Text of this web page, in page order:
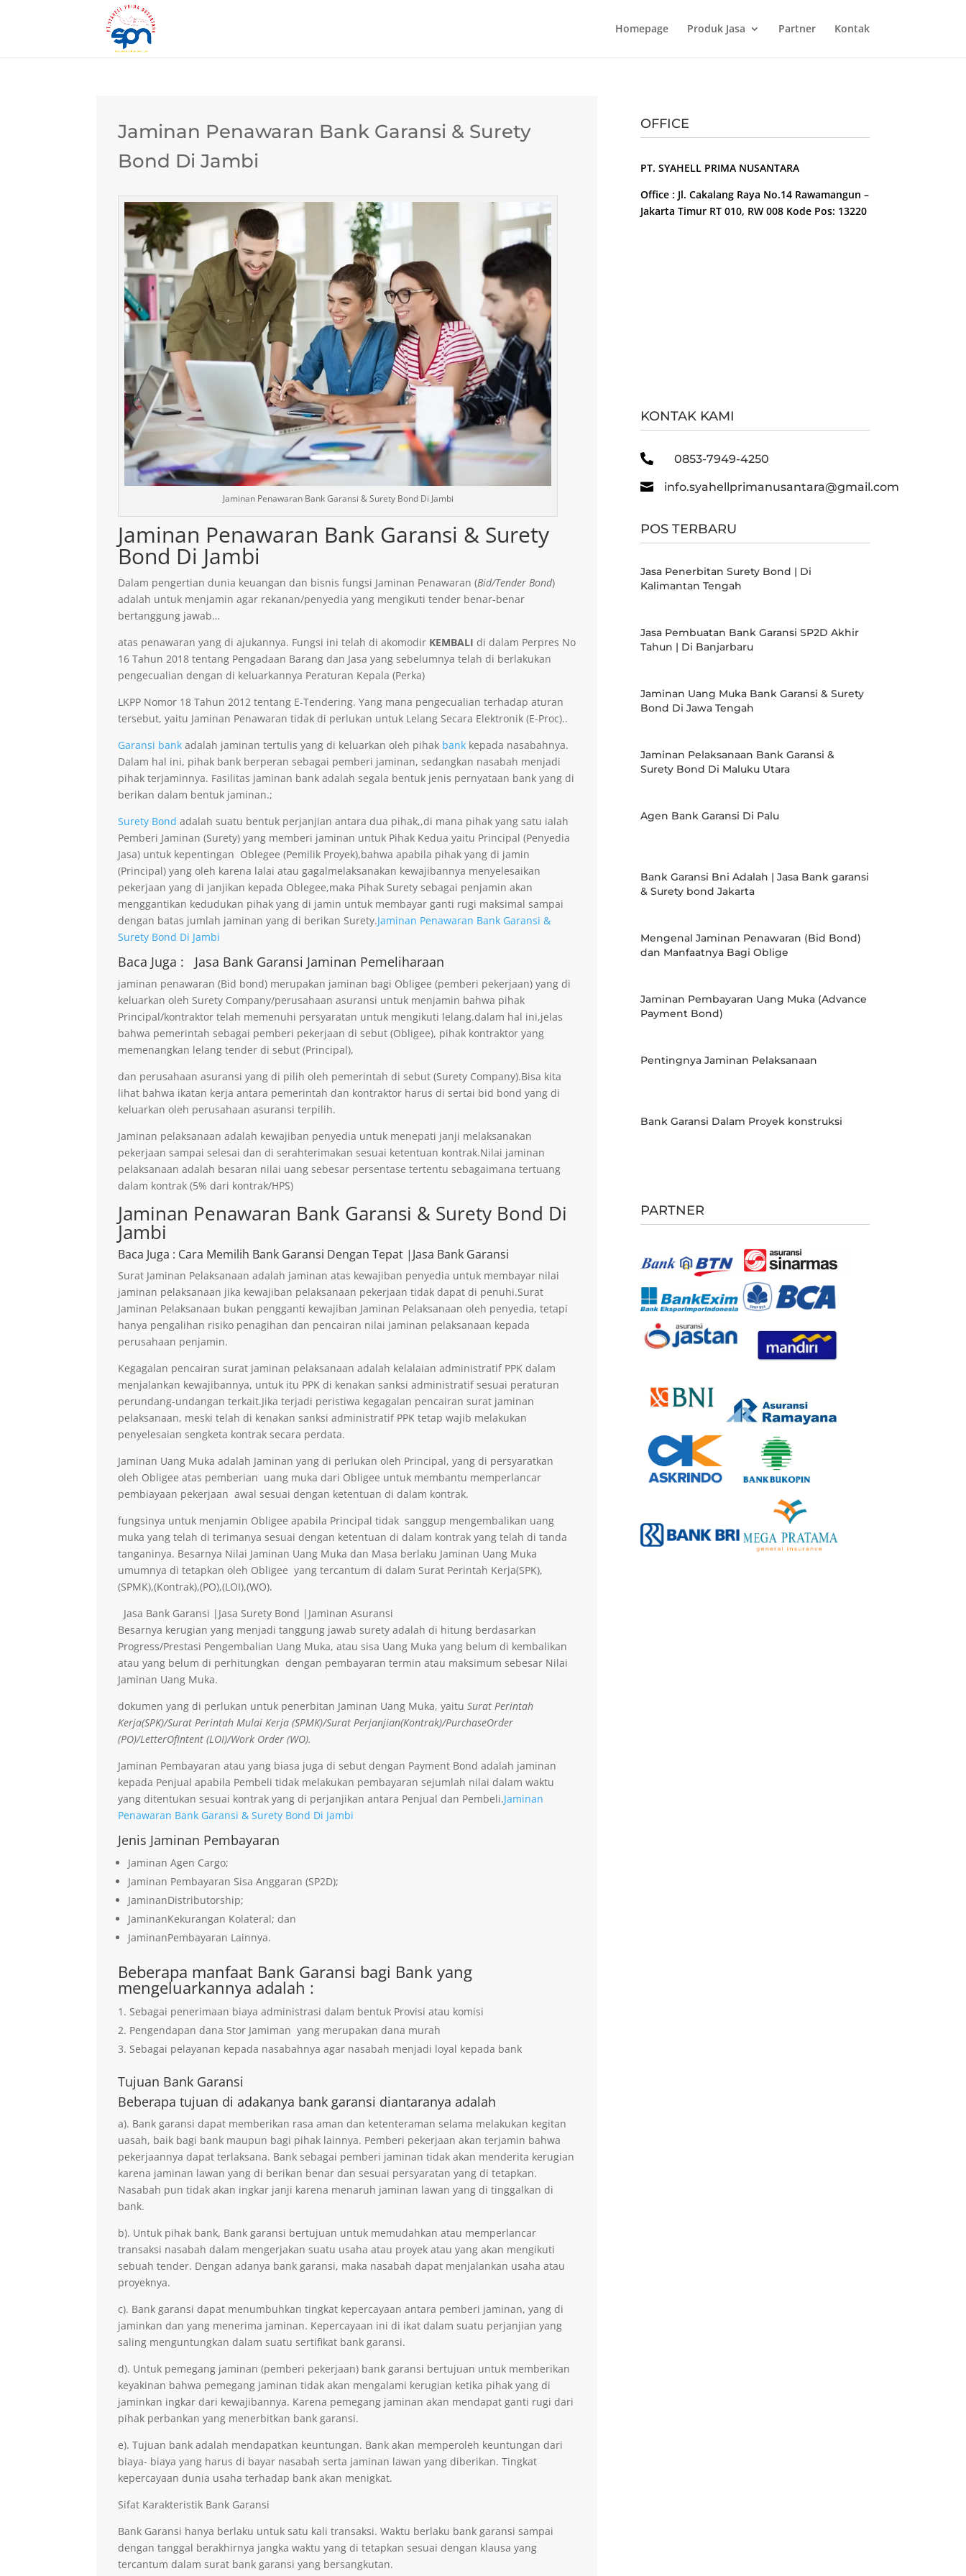
Homepage Produk Jasa Partner Kontak
Jaminan Penawaran Bank Garansi & Surety
Bond Di Jambi
Jaminan Penawaran Bank Garansi & Surety Bond Di Jambi
Jaminan Penawaran Bank Garansi & Surety
Bond Di Jambi
Dalam pengertian dunia keuangan dan bisnis fungsi Jaminan Penawaran (Bid/Tender Bond)
adalah untuk menjamin agar rekanan/penyedia yang mengikuti tender benar-benar
bertanggung jawab…
atas penawaran yang di ajukannya. Fungsi ini telah di akomodir KEMBALI di dalam Perpres No
16 Tahun 2018 tentang Pengadaan Barang dan Jasa yang sebelumnya telah di berlakukan
pengecualian dengan di keluarkannya Peraturan Kepala (Perka)
LKPP Nomor 18 Tahun 2012 tentang E-Tendering. Yang mana pengecualian terhadap aturan
tersebut, yaitu Jaminan Penawaran tidak di perlukan untuk Lelang Secara Elektronik (E-Proc)..
Garansi bank adalah jaminan tertulis yang di keluarkan oleh pihak bank kepada nasabahnya.
Dalam hal ini, pihak bank berperan sebagai pemberi jaminan, sedangkan nasabah menjadi
pihak terjaminnya. Fasilitas jaminan bank adalah segala bentuk jenis pernyataan bank yang di
berikan dalam bentuk jaminan.;
Surety Bond adalah suatu bentuk perjanjian antara dua pihak,,di mana pihak yang satu ialah
Pemberi Jaminan (Surety) yang memberi jaminan untuk Pihak Kedua yaitu Principal (Penyedia
Jasa) untuk kepentingan Oblegee (Pemilik Proyek),bahwa apabila pihak yang di jamin
(Principal) yang oleh karena lalai atau gagalmelaksanakan kewajibannya menyelesaikan
pekerjaan yang di janjikan kepada Oblegee,maka Pihak Surety sebagai penjamin akan
menggantikan kedudukan pihak yang di jamin untuk membayar ganti rugi maksimal sampai
dengan batas jumlah jaminan yang di berikan Surety.Jaminan Penawaran Bank Garansi &
Surety Bond Di Jambi
Baca Juga : Jasa Bank Garansi Jaminan Pemeliharaan
jaminan penawaran (Bid bond) merupakan jaminan bagi Obligee (pemberi pekerjaan) yang di
keluarkan oleh Surety Company/perusahaan asuransi untuk menjamin bahwa pihak
Principal/kontraktor telah memenuhi persyaratan untuk mengikuti lelang.dalam hal ini,jelas
bahwa pemerintah sebagai pemberi pekerjaan di sebut (Obligee), pihak kontraktor yang
memenangkan lelang tender di sebut (Principal),
dan perusahaan asuransi yang di pilih oleh pemerintah di sebut (Surety Company).Bisa kita
lihat bahwa ikatan kerja antara pemerintah dan kontraktor harus di sertai bid bond yang di
keluarkan oleh perusahaan asuransi terpilih.
Jaminan pelaksanaan adalah kewajiban penyedia untuk menepati janji melaksanakan
pekerjaan sampai selesai dan di serahterimakan sesuai ketentuan kontrak.Nilai jaminan
pelaksanaan adalah besaran nilai uang sebesar persentase tertentu sebagaimana tertuang
dalam kontrak (5% dari kontrak/HPS)
Jaminan Penawaran Bank Garansi & Surety Bond Di
Jambi
Baca Juga : Cara Memilih Bank Garansi Dengan Tepat |Jasa Bank Garansi
Surat Jaminan Pelaksanaan adalah jaminan atas kewajiban penyedia untuk membayar nilai
jaminan pelaksanaan jika kewajiban pelaksanaan pekerjaan tidak dapat di penuhi.Surat
Jaminan Pelaksanaan bukan pengganti kewajiban Jaminan Pelaksanaan oleh penyedia, tetapi
hanya pengalihan risiko penagihan dan pencairan nilai jaminan pelaksanaan kepada
perusahaan penjamin.
Kegagalan pencairan surat jaminan pelaksanaan adalah kelalaian administratif PPK dalam
menjalankan kewajibannya, untuk itu PPK di kenakan sanksi administratif sesuai peraturan
perundang-undangan terkait.Jika terjadi peristiwa kegagalan pencairan surat jaminan
pelaksanaan, meski telah di kenakan sanksi administratif PPK tetap wajib melakukan
penyelesaian sengketa kontrak secara perdata.
Jaminan Uang Muka adalah Jaminan yang di perlukan oleh Principal, yang di persyaratkan
oleh Obligee atas pemberian uang muka dari Obligee untuk membantu memperlancar
pembiayaan pekerjaan awal sesuai dengan ketentuan di dalam kontrak.
fungsinya untuk menjamin Obligee apabila Principal tidak sanggup mengembalikan uang
muka yang telah di terimanya sesuai dengan ketentuan di dalam kontrak yang telah di tanda
tanganinya. Besarnya Nilai Jaminan Uang Muka dan Masa berlaku Jaminan Uang Muka
umumnya di tetapkan oleh Obligee yang tercantum di dalam Surat Perintah Kerja(SPK),
(SPMK),(Kontrak),(PO),(LOI),(WO).
Jasa Bank Garansi |Jasa Surety Bond |Jaminan Asuransi
Besarnya kerugian yang menjadi tanggung jawab surety adalah di hitung berdasarkan
Progress/Prestasi Pengembalian Uang Muka, atau sisa Uang Muka yang belum di kembalikan
atau yang belum di perhitungkan dengan pembayaran termin atau maksimum sebesar Nilai
Jaminan Uang Muka.
dokumen yang di perlukan untuk penerbitan Jaminan Uang Muka, yaituSurat Perintah
Kerja(SPK)/Surat Perintah Mulai Kerja (SPMK)/Surat Perjanjian(Kontrak)/PurchaseOrder
(PO)/LetterOfIntent (LOI)/Work Order (WO).
Jaminan Pembayaran atau yang biasa juga di sebut dengan Payment Bond adalah jaminan
kepada Penjual apabila Pembeli tidak melakukan pembayaran sejumlah nilai dalam waktu
yang ditentukan sesuai kontrak yang di perjanjikan antara Penjual dan Pembeli.Jaminan
Penawaran Bank Garansi & Surety Bond Di Jambi
Jenis Jaminan Pembayaran
Jaminan Agen Cargo;
Jaminan Pembayaran Sisa Anggaran (SP2D);
JaminanDistributorship;
JaminanKekurangan Kolateral; dan
JaminanPembayaran Lainnya.
Beberapa manfaat Bank Garansi bagi Bank yang
mengeluarkannya adalah :
Sebagai penerimaan biaya administrasi dalam bentuk Provisi atau komisi
Pengendapan dana Stor Jamiman yang merupakan dana murah
Sebagai pelayanan kepada nasabahnya agar nasabah menjadi loyal kepada bank
Tujuan Bank Garansi
Beberapa tujuan di adakanya bank garansi diantaranya adalah
a). Bank garansi dapat memberikan rasa aman dan ketenteraman selama melakukan kegitan
uasah, baik bagi bank maupun bagi pihak lainnya. Pemberi pekerjaan akan terjamin bahwa
pekerjaannya dapat terlaksana. Bank sebagai pemberi jaminan tidak akan menderita kerugian
karena jaminan lawan yang di berikan benar dan sesuai persyaratan yang di tetapkan.
Nasabah pun tidak akan ingkar janji karena menaruh jaminan lawan yang di tinggalkan di
bank.
b). Untuk pihak bank, Bank garansi bertujuan untuk memudahkan atau memperlancar
transaksi nasabah dalam mengerjakan suatu usaha atau proyek atau yang akan mengikuti
sebuah tender. Dengan adanya bank garansi, maka nasabah dapat menjalankan usaha atau
proyeknya.
c). Bank garansi dapat menumbuhkan tingkat kepercayaan antara pemberi jaminan, yang di
jaminkan dan yang menerima jaminan. Kepercayaan ini di ikat dalam suatu perjanjian yang
saling menguntungkan dalam suatu sertifikat bank garansi.
d). Untuk pemegang jaminan (pemberi pekerjaan) bank garansi bertujuan untuk memberikan
keyakinan bahwa pemegang jaminan tidak akan mengalami kerugian ketika pihak yang di
jaminkan ingkar dari kewajibannya. Karena pemegang jaminan akan mendapat ganti rugi dari
pihak perbankan yang menerbitkan bank garansi.
e). Tujuan bank adalah mendapatkan keuntungan. Bank akan memperoleh keuntungan dari
biaya- biaya yang harus di bayar nasabah serta jaminan lawan yang diberikan. Tingkat
kepercayaan dunia usaha terhadap bank akan menigkat.
Sifat Karakteristik Bank Garansi
Bank Garansi hanya berlaku untuk satu kali transaksi. Waktu berlaku bank garansi sampai
dengan tanggal berakhirnya jangka waktu yang di tetapkan sesuai dengan klausa yang
tercantum dalam surat bank garansi yang bersangkutan.
OFFICE
PT. SYAHELL PRIMA NUSANTARA
Office : Jl. Cakalang Raya No.14 Rawamangun –
Jakarta Timur RT 010, RW 008 Kode Pos: 13220
KONTAK KAMI
 0853-7949-4250
 info.syahellprimanusantara@gmail.com
POS TERBARU
Jasa Penerbitan Surety Bond | Di
Kalimantan Tengah
Jasa Pembuatan Bank Garansi SP2D Akhir
Tahun | Di Banjarbaru
Jaminan Uang Muka Bank Garansi & Surety
Bond Di Jawa Tengah
Jaminan Pelaksanaan Bank Garansi &
Surety Bond Di Maluku Utara
Agen Bank Garansi Di Palu
Bank Garansi Bni Adalah | Jasa Bank garansi
& Surety bond Jakarta
Mengenal Jaminan Penawaran (Bid Bond)
dan Manfaatnya Bagi Oblige
Jaminan Pembayaran Uang Muka (Advance
Payment Bond)
Pentingnya Jaminan Pelaksanaan
Bank Garansi Dalam Proyek konstruksi
PARTNER